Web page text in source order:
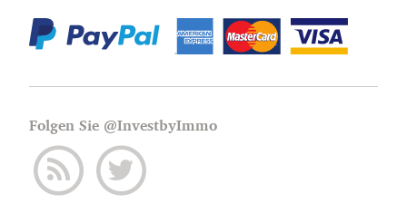
Folgen Sie @InvestbyImmo